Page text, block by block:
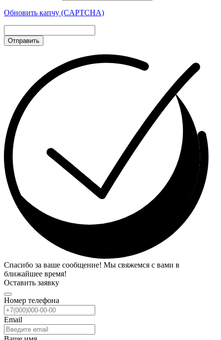
Обновить капчу (CAPTCHA)
Отправить
Спасибо за ваше сообщение! Мы свяжемся с вами в
ближайшее время!
Оставить заявку
Номер телефона
Email